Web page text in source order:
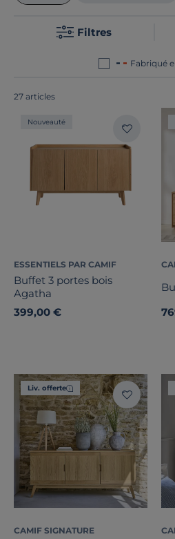
Le point commun de nos
Filtres
Fabriqué
27 articles
Nouveauté
ESSENTIELS PAR CAMIF
Buffet 3 portes bois
Agatha
399,00 €
Liv. offerte
CAMIF SIGNATURE
Bois massif
Type de porte
Nombre de tiroirs
Nombre de portes
Marque
Note des clients